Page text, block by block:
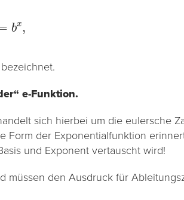
x,
e-Funktion.
sich hierbei um die eulersche
Form der Exponentialfunktion
und Exponent vertauscht wird!
müssen den Ausdruck für